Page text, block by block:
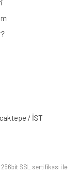
/ İST
SSL sertifikası ile